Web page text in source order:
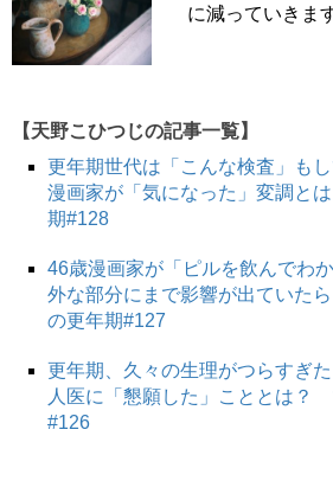
に減っていきま
【天野こひつじの記事一覧】
更年期世代は「こんな検査」も
漫画家が「気になった」変調と
期#128
46歳漫画家が「ピルを飲んでわ
外な部分にまで影響が出ていた
の更年期#127
更年期、久々の生理がつらすぎ
人医に「懇願した」こととは？
#126